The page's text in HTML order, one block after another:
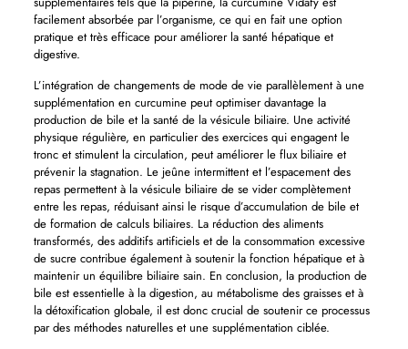
facilement absorbée par l’organisme, ce qui en fait une option
pratique et très efficace pour améliorer la santé hépatique et
digestive.
L’intégration de changements de mode de vie parallèlement à une
supplémentation en curcumine peut optimiser davantage la
production de bile et la santé de la vésicule biliaire. Une activité
physique régulière, en particulier des exercices qui engagent le
tronc et stimulent la circulation, peut améliorer le flux biliaire et
prévenir la stagnation. Le jeûne intermittent et l’espacement des
repas permettent à la vésicule biliaire de se vider complètement
entre les repas, réduisant ainsi le risque d’accumulation de bile et
de formation de calculs biliaires. La réduction des aliments
transformés, des additifs artificiels et de la consommation excessive
de sucre contribue également à soutenir la fonction hépatique et à
maintenir un équilibre biliaire sain. En conclusion, la production de
bile est essentielle à la digestion, au métabolisme des graisses et à
la détoxification globale, il est donc crucial de soutenir ce processus
par des méthodes naturelles et une supplémentation ciblée.